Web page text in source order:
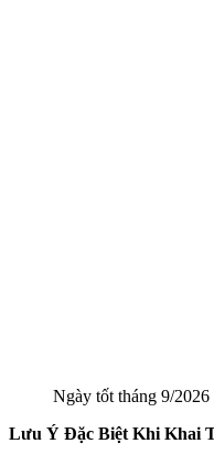
Ngày tốt tháng 9/
Lưu Ý Đặc Biệt Khi Khai